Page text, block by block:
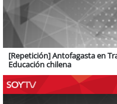
[Repetición] Antofagasta en
Educación chilena